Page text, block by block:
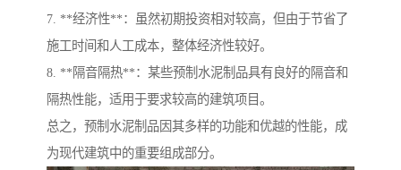
7. **经济性**：虽然初期投资相对较高，但由于节省了
施工时间和人工成本，整体经济性较好。
8. **隔音隔热**：某些预制水泥制品具有良好的隔音和
隔热性能，适用于要求较高的建筑项目。
总之，预制水泥制品因其多样的功能和优越的性能，成
为现代建筑中的重要组成部分。